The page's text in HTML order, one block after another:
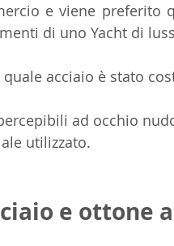
e viene preferito
di uno Yacht di
quale acciaio è stato
ad occhio
utilizzato.
e ottone